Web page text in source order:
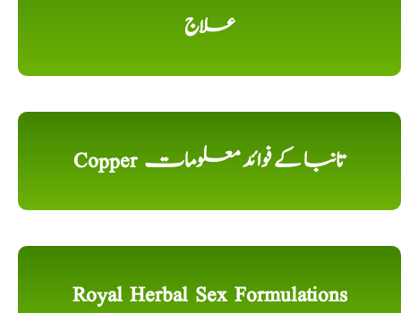
علاج
Copper تانبا کے فوائد معلومات
Royal Herbal Sex Formulations